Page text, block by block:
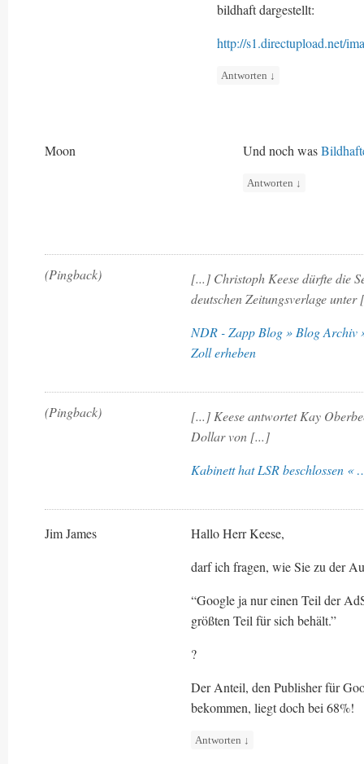
bildhaft dargestellt:
http://s1.directupload.net/
Antworten ↓
Moon Und noch was
Antworten ↓
(Pingback)
[...] Christoph Keese dürfte die
deutschen Zeitungsverlage unter
NDR - Zapp Blog » Blog Archiv
Zoll erheben
(Pingback)
[...] Keese antwortet Kay
Dollar von [...]
Kabinett hat LSR beschlossen
Jim James
Hallo Herr Keese,
darf ich fragen, wie Sie zu der
“Google ja nur einen Teil der
größten Teil für sich behält.”
?
Der Anteil, den Publisher für
bekommen, liegt doch bei 68%!
Antworten ↓